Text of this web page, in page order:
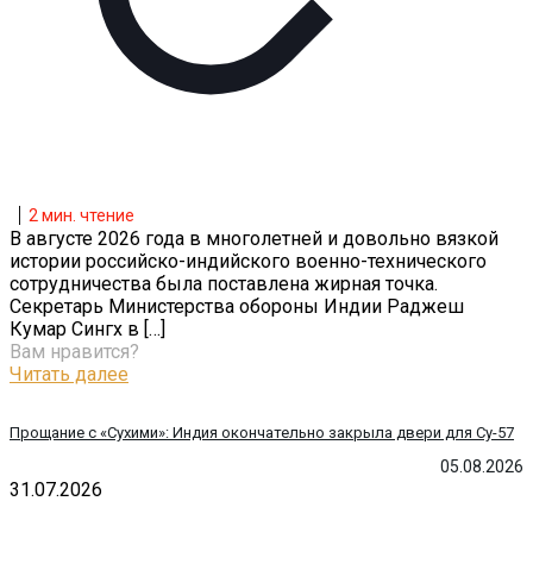
05.08.2026
Прощание с «Сухими»: Индия окончательно закрыла двери для Су-57
2 мин. чтение
В августе 2026 года в многолетней и довольно вязкой
истории российско-индийского военно-технического
сотрудничества была поставлена жирная точка.
Секретарь Министерства обороны Индии Раджеш
Кумар Сингх в […]
Вам нравится?
Читать далее
31.07.2026